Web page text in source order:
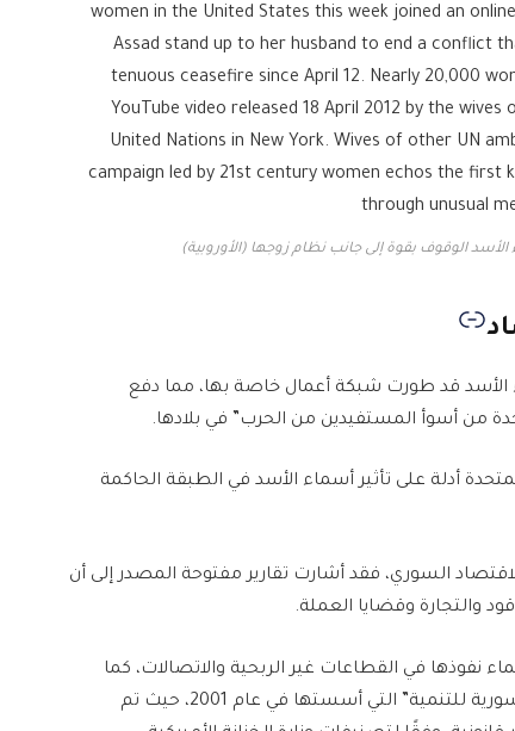
الأسد قد طورت شبكة أعمال خاصة بها، مما دفع
من أسوأ المستفيدين من الحرب” في بلادها.
المتحدة أدلة على تأثير أسماء الأسد في الطبقة الحاكمة
السوري، فقد أشارت تقارير مفتوحة المصدر إلى أن
والتجارة وقضايا العملة.
في القطاعات غير الربحية والاتصالات، كما
أشارت التقارير إلى أنها مارست نفوذها على “الأمانة السورية للتنمية” التي أسستها في عام 2001، حيث تم